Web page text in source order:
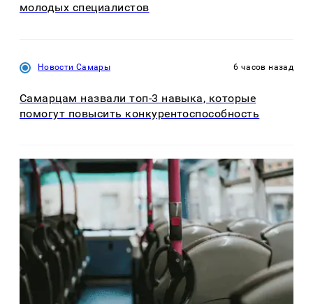
молодых специалистов
Новости Самары 6 часов назад
Самарцам назвали топ-3 навыка, которые
помогут повысить конкурентоспособность